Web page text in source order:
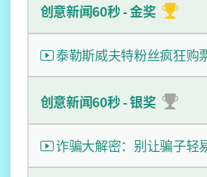
创意新闻60秒 - 金奖
泰勒斯威夫特粉丝疯狂购
创意新闻60秒 - 银奖
诈骗大解密：别让骗子轻